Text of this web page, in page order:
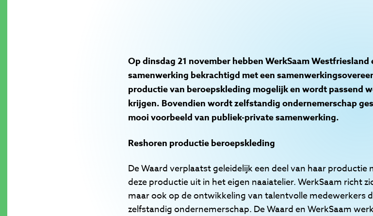
Op dinsdag 21 november hebben WerkSaam
samenwerking bekrachtigd met een
productie van beroepskleding mogelijk en wordt passend
krijgen. Bovendien wordtzelfstandig ondernemerschap
mooi voorbeeld van publiek-private samenwerking.
Reshoren productie beroepskleding
De Waard verplaatst geleidelijk een deel van haar productie
deze productie uit in het eigen naaiatelier. WerkSaam richt
maar ook op de ontwikkeling van talentvolle medewerkers
zelfstandig ondernemerschap. De Waard en WerkSaam